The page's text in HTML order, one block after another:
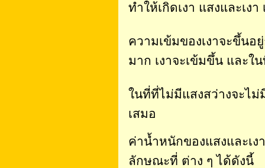
ทำให้เกิดเงา แสงและเ
ความเข้มของเงาจะขึ้นอ
มาก เงาจะเข้มขึ้น และใ
ในที่ที่ไม่มีแสงสว่างจะไม่
เสมอ
ค่าน้ำหนักของแสงและเ
ลักษณะที่ ต่าง ๆ ได้ดังนี้